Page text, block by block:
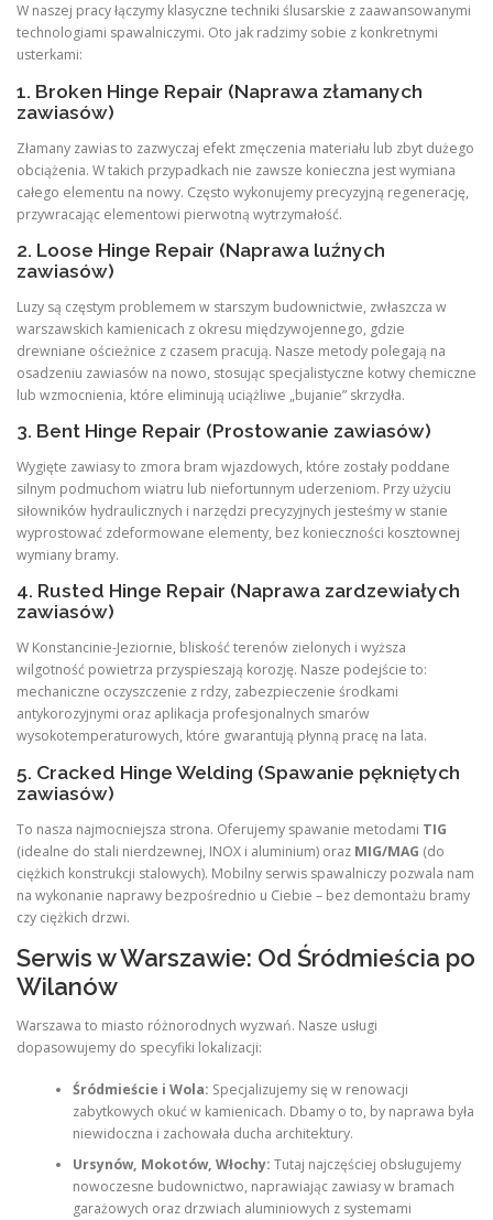
W naszej pracy łączymy klasyczne techniki ślusarskie z zaawansowanymi
technologiami spawalniczymi. Oto jak radzimy sobie z konkretnymi
usterkami:
1. Broken Hinge Repair (Naprawa złamanych
zawiasów)
Złamany zawias to zazwyczaj efekt zmęczenia materiału lub zbyt dużego
obciążenia. W takich przypadkach nie zawsze konieczna jest wymiana
całego elementu na nowy. Często wykonujemy precyzyjną regenerację,
przywracając elementowi pierwotną wytrzymałość.
2. Loose Hinge Repair (Naprawa luźnych
zawiasów)
Luzy są częstym problemem w starszym budownictwie, zwłaszcza w
warszawskich kamienicach z okresu międzywojennego, gdzie
drewniane ościeżnice z czasem pracują. Nasze metody polegają na
osadzeniu zawiasów na nowo, stosując specjalistyczne kotwy chemiczne
lub wzmocnienia, które eliminują uciążliwe „bujanie” skrzydła.
3. Bent Hinge Repair (Prostowanie zawiasów)
Wygięte zawiasy to zmora bram wjazdowych, które zostały poddane
silnym podmuchom wiatru lub niefortunnym uderzeniom. Przy użyciu
siłowników hydraulicznych i narzędzi precyzyjnych jesteśmy w stanie
wyprostować zdeformowane elementy, bez konieczności kosztownej
wymiany bramy.
4. Rusted Hinge Repair (Naprawa zardzewiałych
zawiasów)
W Konstancinie-Jeziornie, bliskość terenów zielonych i wyższa
wilgotność powietrza przyspieszają korozję. Nasze podejście to:
mechaniczne oczyszczenie z rdzy, zabezpieczenie środkami
antykorozyjnymi oraz aplikacja profesjonalnych smarów
wysokotemperaturowych, które gwarantują płynną pracę na lata.
5. Cracked Hinge Welding (Spawanie pękniętych
zawiasów)
To nasza najmocniejsza strona. Oferujemy spawanie metodami TIG
(idealne do stali nierdzewnej, INOX i aluminium) oraz MIG/MAG (do
ciężkich konstrukcji stalowych). Mobilny serwis spawalniczy pozwala nam
na wykonanie naprawy bezpośrednio u Ciebie – bez demontażu bramy
czy ciężkich drzwi.
Serwis w Warszawie: Od Śródmieścia po
Wilanów
Warszawa to miasto różnorodnych wyzwań. Nasze usługi
dopasowujemy do specyfiki lokalizacji:
Śródmieście i Wola: Specjalizujemy się w renowacji
zabytkowych okuć w kamienicach. Dbamy o to, by naprawa była
niewidoczna i zachowała ducha architektury.
Ursynów, Mokotów, Włochy: Tutaj najczęściej obsługujemy
nowoczesne budownictwo, naprawiając zawiasy w bramach
garażowych oraz drzwiach aluminiowych z systemami